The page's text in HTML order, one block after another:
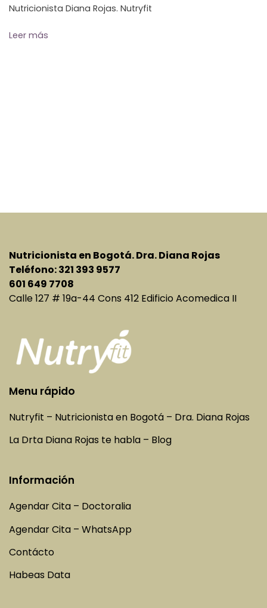
Nutricionista Diana Rojas. Nutryfit
Leer más
Nutricionista en Bogotá. Dra. Diana Rojas
Teléfono: 321 393 9577
601 649 7708
Calle 127 # 19a-44 Cons 412 Edificio Acomedica II
Menu rápido
Nutryfit – Nutricionista en Bogotá – Dra. Diana Rojas
La Drta Diana Rojas te habla – Blog
Información
Agendar Cita – Doctoralia
Agendar Cita – WhatsApp
Contácto
Habeas Data